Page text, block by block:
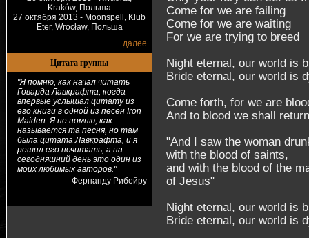
Kraków, Польша
27 октября 2013 - Moonspell, Klub
Eter, Wrocław, Польша
далее
Цитата группы
"Я помню, как начал читать
Говарда Лавкрафта, когда
впервые услышал цитату из
его книги в одной из песен Iron
Maiden. Я не помню, как
называется та песня, но там
была цитата Лавкрафта, и я
решил его почитать, а на
сегодняшний день это один из
моих любимых авторов."
Фернанду Рибейру
Come for we are failing
Come for we are waiting
For we are trying to breed
Night eternal, our world is
Bride eternal, our world is
Come forth, for we are
And to blood we shall return
"And I saw the woman
with the blood of saints,
and with the blood of the
of Jesus"
Night eternal, our world is
Bride eternal, our world is